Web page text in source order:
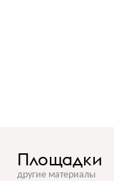
Площадки
другие материалы